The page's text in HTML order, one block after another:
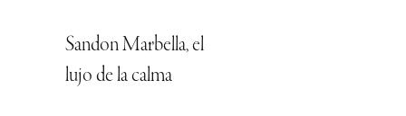
Sandon Marbella, el
lujo de la calma